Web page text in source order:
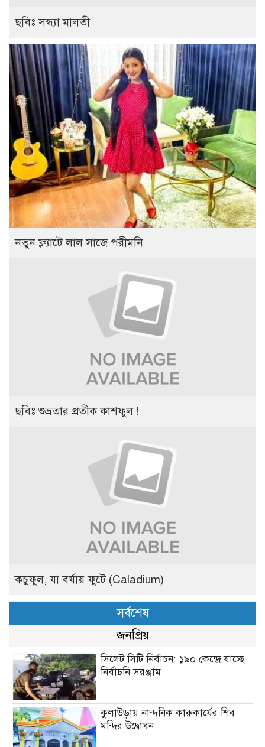
ছবিঃ সন্ধ্যা মালতী
নতুন ফ্ল্যাটে লাল সাজে পরীমনি
ছবিঃ শুভ্রতার প্রতীক কাশফুল !
কচুফুল, যা বর্ষায় ফুটে (Caladium)
সর্বশেষ
জনপ্রিয়
সিলেট সিটি নির্বাচন: ১৯০ কেন্দ্রে যাচ্ছে
নির্বাচনি সরঞ্জাম
কুলাউড়ায় নান্দনিক কারুকার্যের শিব
মন্দির উদ্বোধন